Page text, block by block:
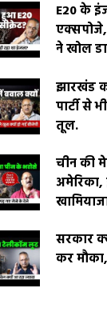
E20 के
ने खोल
झारखंड
पार्टी से
तूल.
चीन की
सरकार
कर